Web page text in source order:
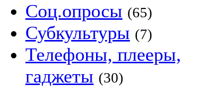
Соц.опросы (65)
Субкультуры (7)
Телефоны, плееры,
гаджеты (30)